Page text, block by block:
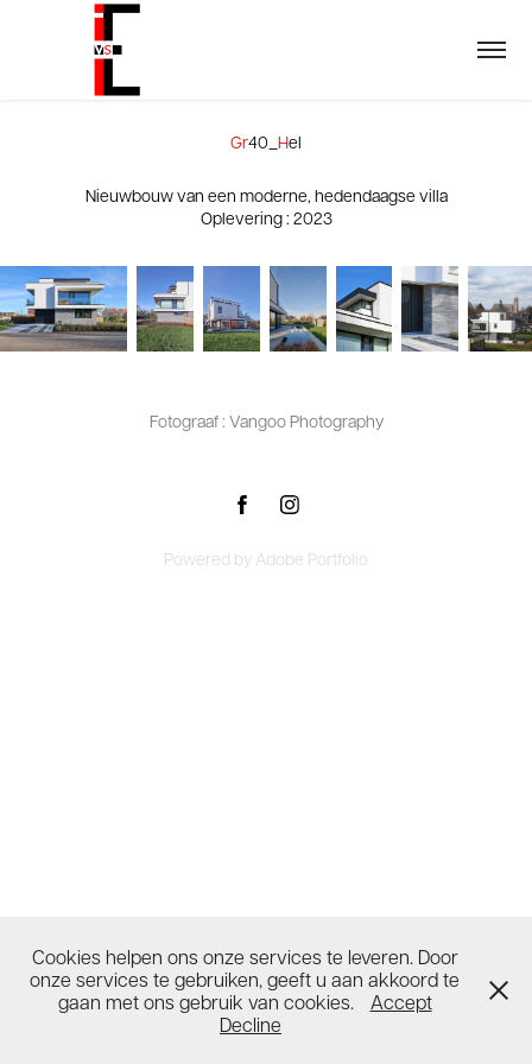
Gr40_ Hel
Nieuwbouw van een moderne, hedendaagse villa
Oplevering : 2023
Fotograaf : Vangoo Photography
Powered by Adobe Portfolio
Cookies helpen ons onze services te leveren. Door
onze services te gebruiken, geeft u aan akkoord te
gaan met ons gebruik van cookies.
Accept
Decline